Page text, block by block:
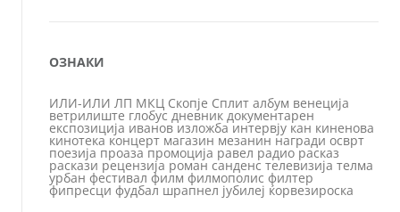
ОЗНАКИ
ИЛИ-ИЛИ ЛП МКЦ Скопје Сплит албум венеција
ветрилиште глобус дневник документарен
експозиција иванов изложба интервју кан киненова
кинотека концерт магазин мезанин награди осврт
поезија проаза промоција равел радио расказ
раскази рецензија роман санденс телевизија телма
урбан фестивал филм филмополис филтер
фипресци фудбал шрапнел јубилеј ќорвезироска